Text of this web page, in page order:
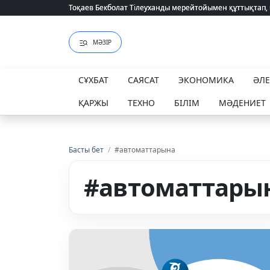
Тоқаев Бекболат Тілеуханды мерейтойымен
Тоқаев Бекболат Тілеуханды мерейтойымен
МӘЗІР
СҰХБАТ САЯСАТ ЭКОНОМИКА
ҚАРЖЫ
ТЕХНО БІЛІМ МӘДЕНИЕТ
Басты бет / #автоматтарына